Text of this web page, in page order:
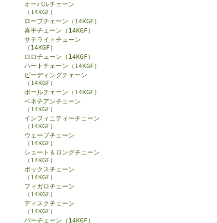
オーバルチェーン
（14KGF）
ロープチェーン（14KGF）
喜平チェーン（14KGF）
サテライトチェーン
（14KGF）
ロロチェーン（14KGF）
ハートチェーン（14KGF）
ビーディングチェーン
（14KGF）
ボールチェーン（14KGF）
ベネチアンチェーン
（14KGF）
インフィニティーチェーン
（14KGF）
ウェーブチェーン
（14KGF）
ショート＆ロングチェーン
（14KGF）
ボックスチェーン
（14KGF）
フィガロチェーン
（14KGF）
ディスクチェーン
（14KGF）
バーチェーン（14KGF）